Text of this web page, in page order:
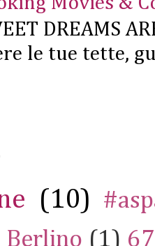
DREAMS
le tue tette,
(10)
Berlino (1)